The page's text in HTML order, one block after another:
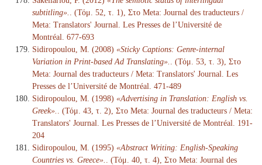
subtitling».
. (Τόμ. 52, τ. 1), Στο Meta: Journal des traducteurs /
Meta: Translators' Journal. Les Presses de l’Université de
Montréal. 677-693
Sidiropoulou, M. (2008) «Sticky Captions: Genre-internal
Variation in Print-based Ad Translating».
. (Τόμ. 53, τ. 3), Στο
Meta: Journal des traducteurs / Meta: Translators' Journal. Les
Presses de l’Université de Montréal. 471-489
Sidiropoulou, M. (1998) «Advertising in Translation: English vs.
Greek».
. (Τόμ. 43, τ. 2), Στο Meta: Journal des traducteurs / Meta:
Translators' Journal. Les Presses de l’Université de Montréal. 191-
204
Sidiropoulou, M. (1995) «Abstract Writing: English-Speaking
Countries vs. Greece».
. (Τόμ. 40, τ. 4), Στο Meta: Journal des